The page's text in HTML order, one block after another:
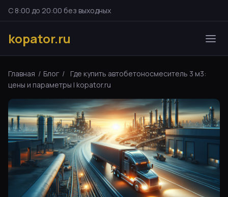
С 8:00 до 20:00 без выходных
kopator.ru
Главная / Блог /
Где купить автобетоносмеситель 3 м3:
цены и параметры | kopator.ru